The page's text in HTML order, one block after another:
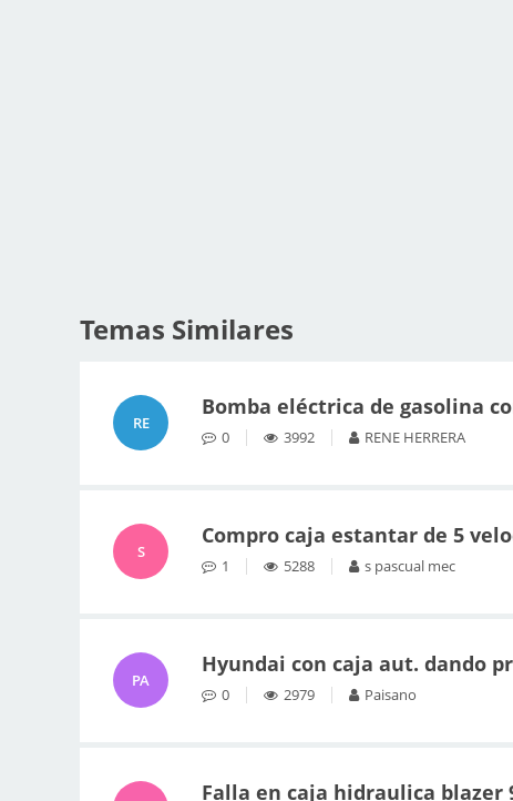
Temas Similares
RE
Bomba eléctrica de gasolina
0 3992 RENE HERRERA
S
Compro caja estantar de 5
1 5288 s pascual mec
PA
Hyundai con caja aut. dando
0 2979 Paisano
Falla en caja hidraulica blazer